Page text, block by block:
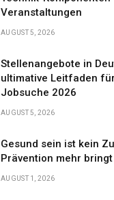
Veranstaltungen
AUGUST 5, 2026
Stellenangebote in
ultimative Leitfaden
Jobsuche 2026
AUGUST 5, 2026
Gesund sein ist kein
Prävention mehr
AUGUST 1, 2026